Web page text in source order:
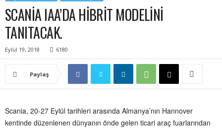
SCANIA IAA’DA HIBRIT MODELINI
TANITACAK.
Eylül 19, 2018 6180
Paylaş
Scania, 20-27 Eylül tarihleri arasında Almanya’nın Hannover
kentinde düzenlenen dünyanın önde gelen ticari araç fuarlarından